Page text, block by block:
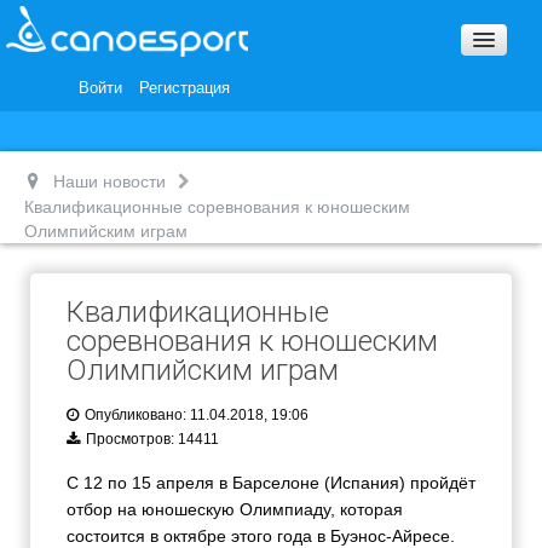
Войти Регистрация
Награды и Благодарности
Наши новости
Квалификационные соревнования к юношеским
Олимпийским играм
Квалификационные
соревнования к юношеским
Олимпийским играм
Опубликовано: 11.04.2018, 19:06
Просмотров: 14411
С 12 по 15 апреля в Барселоне (Испания) пройдёт
отбор на юношескую Олимпиаду, которая
состоится в октябре этого года в Буэнос-Айресе.